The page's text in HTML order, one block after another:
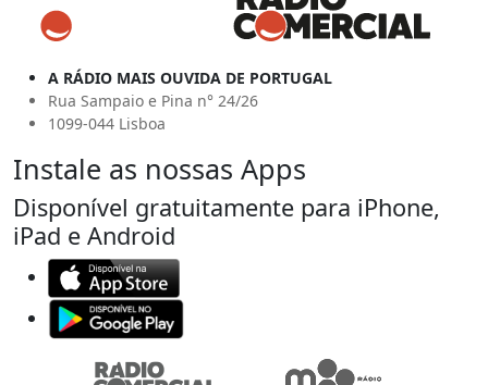
A RÁDIO MAIS OUVIDA DE PORTUGAL
Rua Sampaio e Pina n° 24/26
1099-044 Lisboa
Instale as nossas Apps
Disponível gratuitamente para iPhone,
iPad e Android